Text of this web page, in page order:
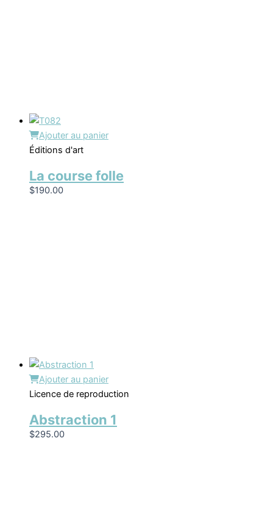
Ajouter au panier
Éditions d'art
La course folle
$190.00
Ajouter au panier
Licence de reproduction
Abstraction 1
$295.00